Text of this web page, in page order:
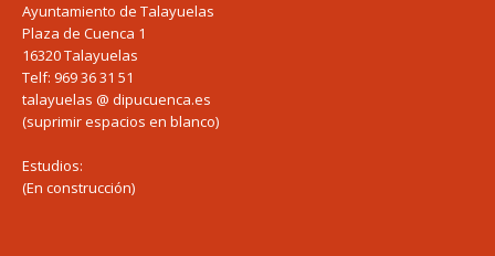
Ayuntamiento de Talayuelas
Plaza de Cuenca 1
16320 Talayuelas
Telf: 969 36 31 51
talayuelas @ dipucuenca.es
(suprimir espacios en blanco)
Estudios:
(En construcción)